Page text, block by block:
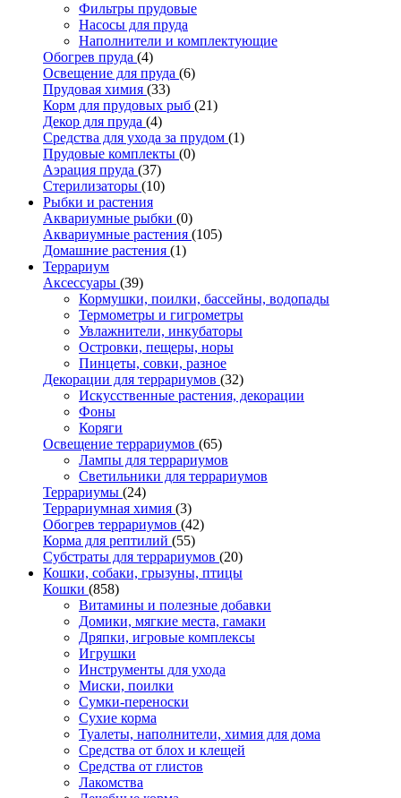
Фильтры прудовые
Насосы для пруда
Наполнители и комплектующие
Обогрев пруда (4)
Освещение для пруда (6)
Прудовая химия (33)
Корм для прудовых рыб (21)
Декор для пруда (4)
Средства для ухода за прудом (1)
Прудовые комплекты (0)
Аэрация пруда (37)
Стерилизаторы (10)
Рыбки и растения
Аквариумные рыбки (0)
Аквариумные растения (105)
Домашние растения (1)
Террариум
Аксессуары (39)
Кормушки, поилки, бассейны, водопады
Термометры и гигрометры
Увлажнители, инкубаторы
Островки, пещеры, норы
Пинцеты, совки, разное
Декорации для террариумов (32)
Искусственные растения, декорации
Фоны
Коряги
Освещение террариумов (65)
Лампы для террариумов
Светильники для террариумов
Террариумы (24)
Террариумная химия (3)
Обогрев террариумов (42)
Корма для рептилий (55)
Субстраты для террариумов (20)
Кошки, собаки, грызуны, птицы
Кошки (858)
Витамины и полезные добавки
Домики, мягкие места, гамаки
Дряпки, игровые комплексы
Игрушки
Инструменты для ухода
Миски, поилки
Сумки-переноски
Сухие корма
Туалеты, наполнители, химия для дома
Средства от блох и клещей
Средства от глистов
Лакомства